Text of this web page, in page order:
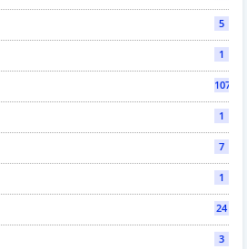
5
1
107
1
7
1
24
3